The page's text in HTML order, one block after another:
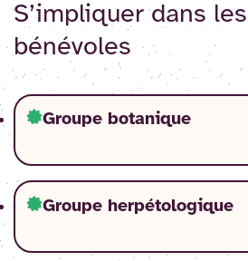
S’impliquer dans
bénévoles
Groupe botanique
Groupe herpétologique